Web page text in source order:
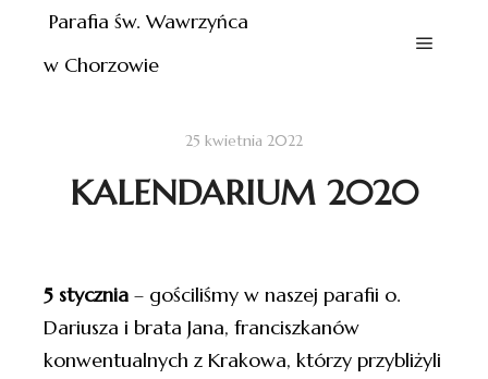
Parafia św. Wawrzyńca
w Chorzowie
25 kwietnia 2022
KALENDARIUM 2020
5 stycznia – gościliśmy w naszej parafii o.
Dariusza i brata Jana, franciszkanów
konwentualnych z Krakowa, którzy przybliżyli